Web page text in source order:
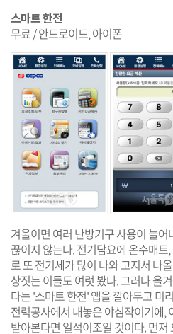
스마트 한전
무료 / 안드로이드, 아이폰
겨울이면 여러 난방기구 사용이 늘
끊이지 않는다. 전기담요에 온수매
로 또 전기세가 많이 나와 고지서 나
상짓는 이들도 여럿 봤다. 그러나 올
다는 '스마트 한전' 앱을 깔아두고 미
전력공사에서 내놓은 야심작이기에,
받아본다면 일석이조일 것이다. 먼